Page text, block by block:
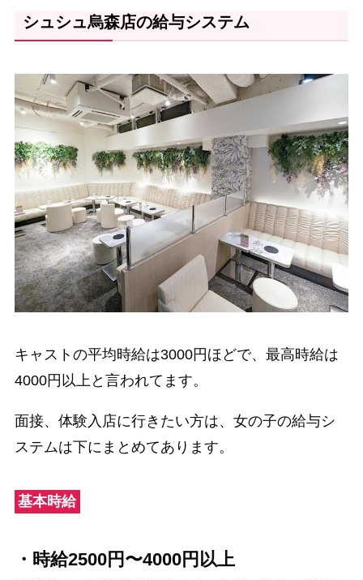
シュシュ烏森店の給与システム
キャストの平均時給は3000円ほどで、最高時給は
4000円以上と言われてます。
面接、体験入店に行きたい方は、女の子の給与シ
ステムは下にまとめてあります。
基本時給
・時給2500円〜4000円以上